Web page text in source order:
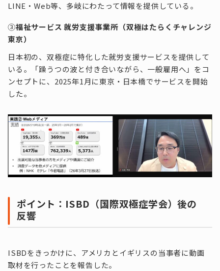
LINE・Web等、多岐にわたって情報を提供している。
③福祉サービス 就労支援事業所（双極はたらくチャレンジ
東京）
日本初の、双極症に特化した就労支援サービスを提供して
いる。「躁うつの波と付き合いながら、一般雇用へ」をコ
ンセプトに、2025年1月に東京・日本橋でサービスを開始
した。
ポイント：ISBD（国際双極症学会）後の
反響
ISBDをきっかけに、アメリカとイギリスの当事者に動画
取材を行ったことを報告した。